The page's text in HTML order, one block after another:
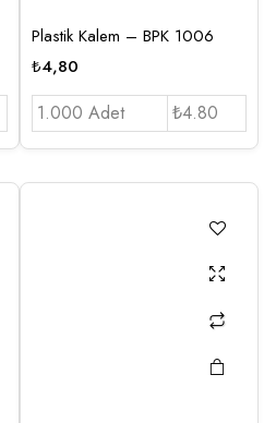
Plastik Kalem – BPK 1006
₺4,80
1.000 Adet ₺4.80